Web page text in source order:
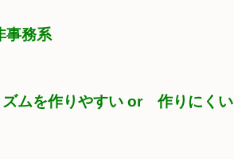
事務系
ズムを作りやすい or　作りにくい